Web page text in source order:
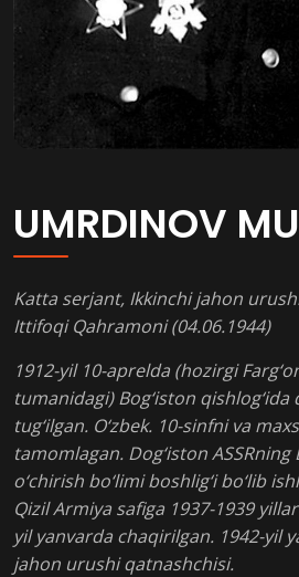
UMRDINOV
Katta serjant, Ikkinchi jahon
Ittifoqi Qahramoni (04.06.1944)
1912-yil 10-aprelda (hozirgi
tumanidagi) Bog‘iston
tug‘ilgan. O‘zbek. 10-sinfni va
tamomlagan. Dog‘iston
o‘chirish bo‘limi boshlig‘i bo‘lib
Qizil Armiya safiga 1937-1939
yil yanvarda chaqirilgan. 1942-yil
jahon urushi qatnashchisi.